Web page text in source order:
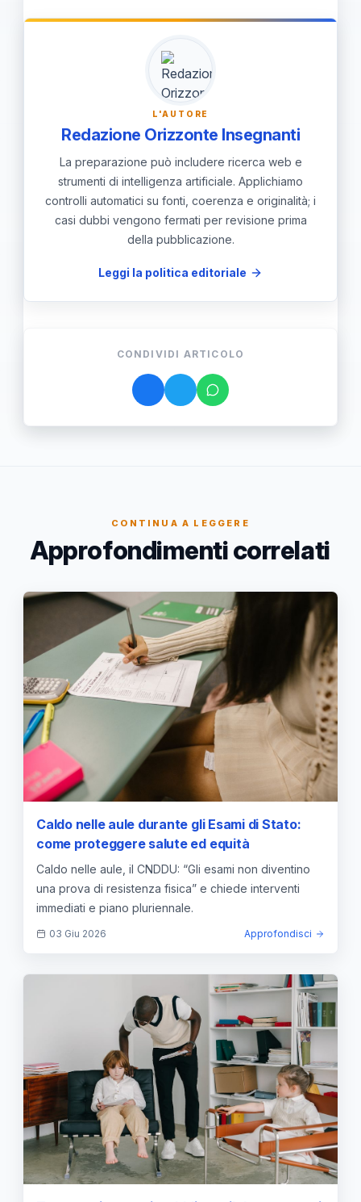
miglioramento degli standard
educativi e la creazione di un sistema
scolastico più competitivo e inclusivo
nel medio-lungo termine.
L'AUTORE
Redazione Orizzonte Insegnanti
La preparazione può includere ricerca web e
strumenti di intelligenza artificiale. Applichiamo
controlli automatici su fonti, coerenza e originalità; i
casi dubbi vengono fermati per revisione prima
della pubblicazione.
Leggi la politica editoriale
CONDIVIDI ARTICOLO
CONTINUA A LEGGERE
Approfondimenti correlati
Caldo nelle aule durante gli Esami di Stato:
come proteggere salute ed equità
Caldo nelle aule, il CNDDU: “Gli esami non diventino
una prova di resistenza fisica” e chiede interventi
immediati e piano pluriennale.
03 Giu 2026 Approfondisci